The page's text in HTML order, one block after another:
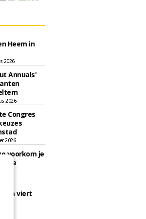
Heem in
2026
Annuals'
2026
Congres
2026
voorkom je
viert